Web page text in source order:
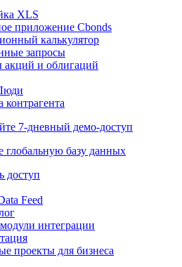
XLS
приложение Cbonds
калькулятор
запросы
и облигаций
контрагента
7-дневный демо-доступ
глобальную базу данных
доступ
Feed
интеграции
проекты для бизнеса